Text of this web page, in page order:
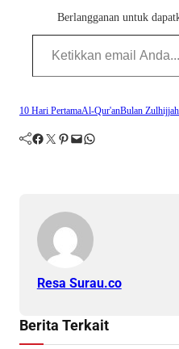
Berlangganan untuk
Ketikkan email Anda...
10 Hari PertamaAl-Qur'anBulan Zulhijjah
Facebook Twitter Pinterest Mail WhatsApp
Resa Surau.co
Berita Terkait